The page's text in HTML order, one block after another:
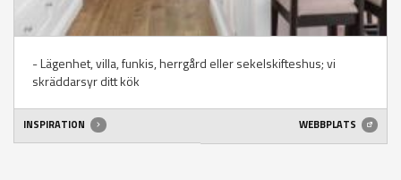
- Lägenhet, villa, funkis, herrgård eller sekelskifteshus; vi
skräddarsyr ditt kök
INSPIRATION WEBBPLATS